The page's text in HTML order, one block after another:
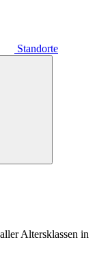
Standorte
Altersklassen in